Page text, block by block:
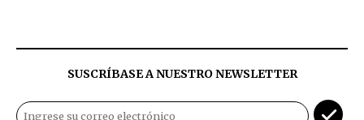
SUSCRÍBASE A NUESTRO NEWSLETTER